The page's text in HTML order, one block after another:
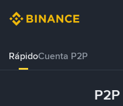
RápidoCuenta P2P